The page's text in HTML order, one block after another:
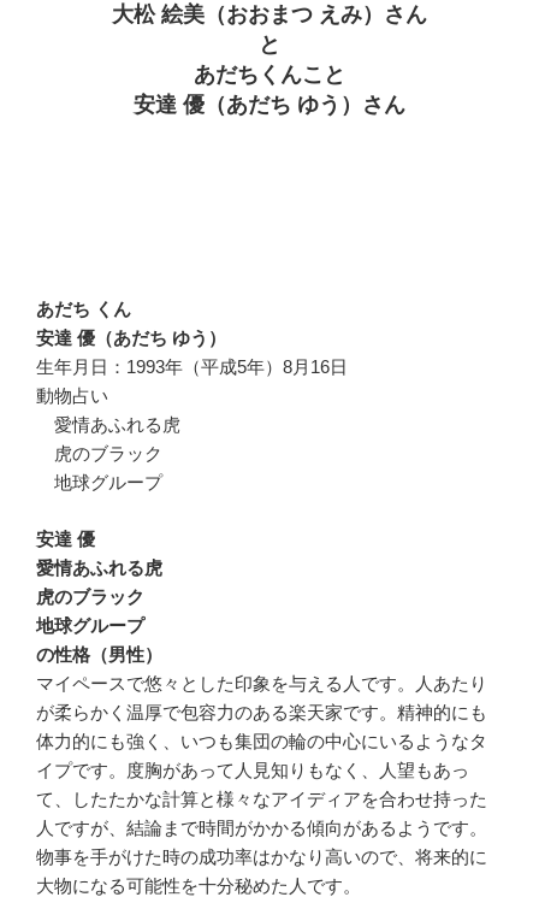
大松 絵美（おおまつ えみ）さん
と
あだちくんこと
安達 優（あだち ゆう）さん
あだち くん
安達 優（あだち ゆう）
生年月日：1993年（平成5年）8月16日
動物占い
愛情あふれる虎
虎のブラック
地球グループ
安達 優
愛情あふれる虎
虎のブラック
地球グループ
の性格（男性）
マイペースで悠々とした印象を与える人です。人あたり
が柔らかく温厚で包容力のある楽天家です。精神的にも
体力的にも強く、いつも集団の輪の中心にいるようなタ
イプです。度胸があって人見知りもなく、人望もあっ
て、したたかな計算と様々なアイディアを合わせ持った
人ですが、結論まで時間がかかる傾向があるようです。
物事を手がけた時の成功率はかなり高いので、将来的に
大物になる可能性を十分秘めた人です。